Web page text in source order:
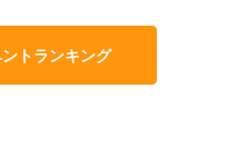
トランキング